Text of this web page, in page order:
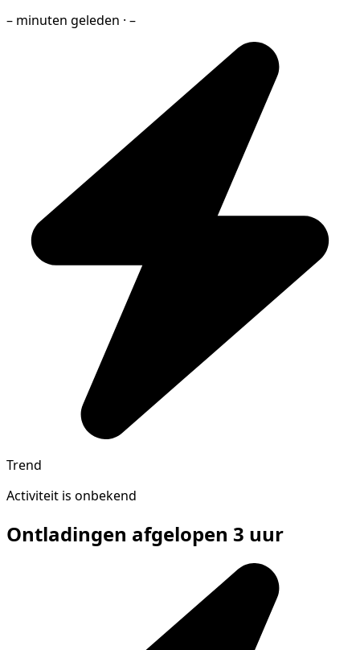
– minuten geleden · –
Trend
Activiteit is onbekend
Ontladingen afgelopen 3 uur